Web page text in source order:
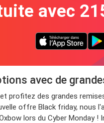
avec
avec de
profitez des grandes
offre Black friday,
lors du Cyber Monday